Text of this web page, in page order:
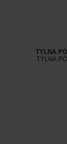
TYLNA
TYLNA